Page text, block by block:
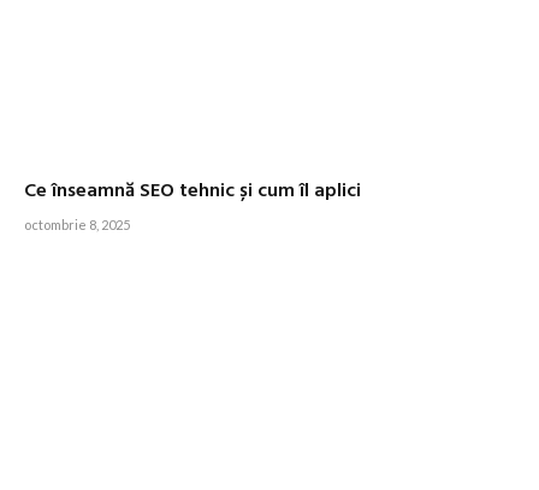
Ce înseamnă SEO tehnic și cum îl aplici
octombrie 8, 2025